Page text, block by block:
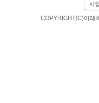
사
COPYRIGHT(C)이레